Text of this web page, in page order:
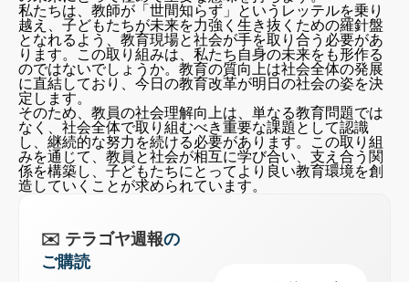
私たちは、教師が「世間知らず」というレッテルを乗り
越え、子どもたちが未来を力強く生き抜くための羅針盤
となれるよう、教育現場と社会が手を取り合う必要があ
ります。この取り組みは、私たち自身の未来をも形作る
のではないでしょうか。教育の質向上は社会全体の発展
に直結しており、今日の教育改革が明日の社会の姿を決
定します。
そのため、教員の社会理解向上は、単なる教育問題では
なく、社会全体で取り組むべき重要な課題として認識
し、継続的な努力を続ける必要があります。この取り組
みを通じて、教員と社会が相互に学び合い、支え合う関
係を構築し、子どもたちにとってより良い教育環境を創
造していくことが求められています。
✉️ テラゴヤ週報の
ご購読